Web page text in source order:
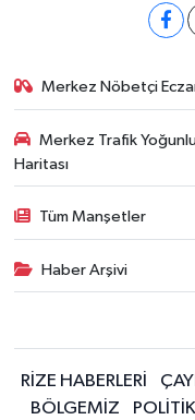
Merkez Nöbetçi
Merkez Trafik
Haritası
Tüm Manşetler
Haber Arşivi
RİZE HABERLERİ
BÖLGEMİZ